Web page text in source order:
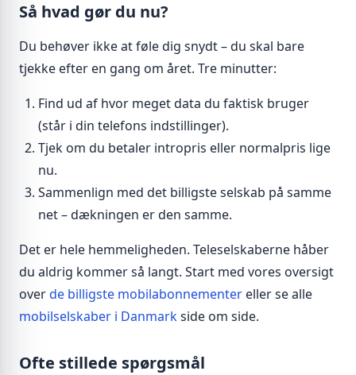
Så hvad gør du nu?
Du behøver ikke at føle dig snydt – du skal bare
tjekke efter en gang om året. Tre minutter:
Find ud af hvor meget data du faktisk bruger
(står i din telefons indstillinger).
Tjek om du betaler intropris eller normalpris lige
nu.
Sammenlign med det billigste selskab på samme
net – dækningen er den samme.
Det er hele hemmeligheden. Teleselskaberne håber
du aldrig kommer så langt. Start med vores oversigt
overde billigste mobilabonnementer eller se alle
mobilselskaber i Danmarkside om side.
Ofte stillede spørgsmål